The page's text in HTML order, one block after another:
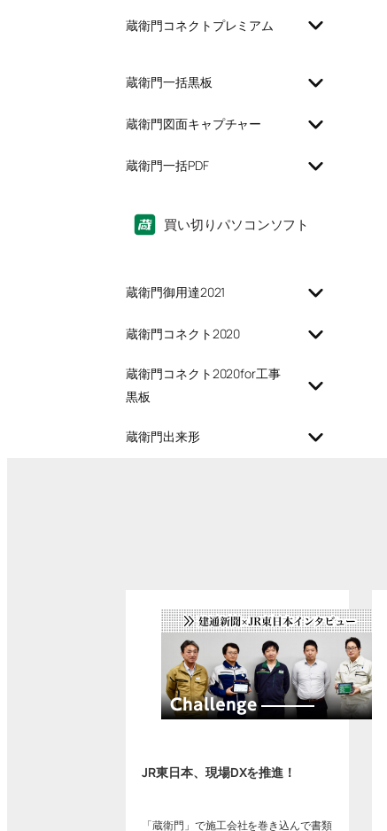
蔵衛門コネクトプレミアム
蔵衛門一括黒板
蔵衛門図面キャプチャー
蔵衛門一括PDF
買い切りパソコンソフト
蔵衛門御用達2021
蔵衛門コネクト2020
蔵衛門コネクト2020for工事
黒板
蔵衛門出来形
JR東日本、現場DXを推進！
「蔵衛門」で施工会社を巻き込んで書類